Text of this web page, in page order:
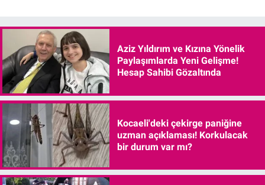
Aziz Yıldırım ve Kızına Yönelik
Paylaşımlarda Yeni Gelişme!
Hesap Sahibi Gözaltında
Kocaeli'deki çekirge paniğine
uzman açıklaması! Korkulacak
bir durum var mı?